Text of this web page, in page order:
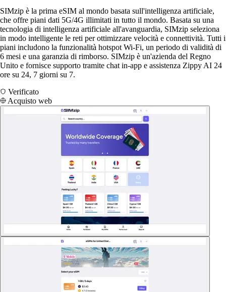
SIMzip è la prima eSIM al mondo basata sull'intelligenza artificiale,
che offre piani dati 5G/4G illimitati in tutto il mondo. Basata su una
tecnologia di intelligenza artificiale all'avanguardia, SIMzip seleziona
in modo intelligente le reti per ottimizzare velocità e connettività. Tutti i
piani includono la funzionalità hotspot Wi-Fi, un periodo di validità di
6 mesi e una garanzia di rimborso. SIMzip è un'azienda del Regno
Unito e fornisce supporto tramite chat in-app e assistenza Zippy AI 24
ore su 24, 7 giorni su 7.
Verificato
Acquisto web